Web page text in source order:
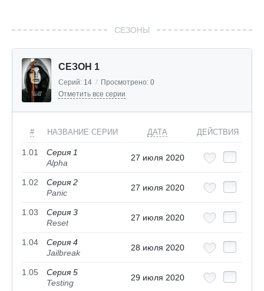
СЕЗОНЫ
СЕЗОН 1
Серий: 14 / Просмотрено: 0
Отметить все серии
# НАЗВАНИЕ СЕРИИ ДАТА ДЕЙСТВИЯ
1.01
Серия 1
Alpha
27 июля 2020
1.02
Серия 2
Panic
27 июля 2020
1.03
Серия 3
Reset
27 июля 2020
1.04
Серия 4
Jailbreak
28 июля 2020
1.05
Серия 5
Testing
29 июля 2020